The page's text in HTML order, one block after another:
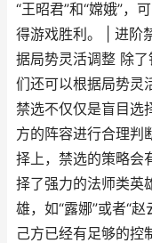
“王昭君”和“嫦娥”，
得游戏胜利。 | 进阶
据局势灵活调整 除
们还可以根据局势灵
禁选不仅仅是盲目选
方的阵容进行合理判
择上，禁选的策略会
择了强力的法师类英
雄，如“露娜”或者“
己方已经有足够的控